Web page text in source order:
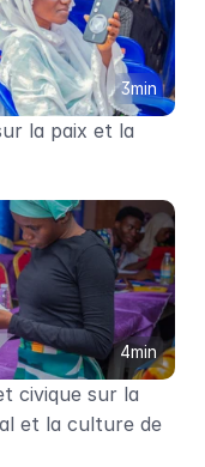
3min
la paix et la
4min
civique sur la
et la culture de